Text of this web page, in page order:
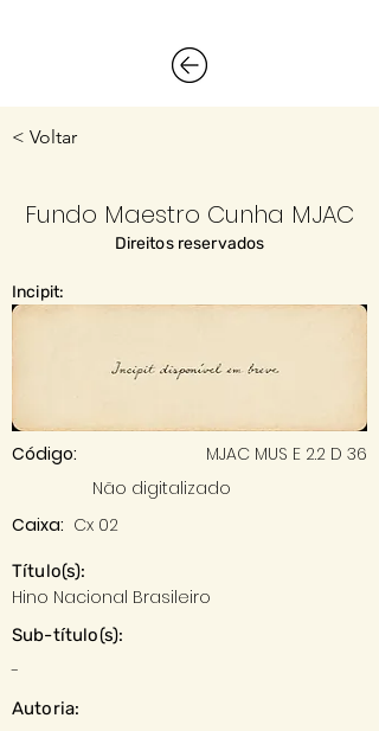
< Voltar
Fundo Maestro Cunha MJAC
Direitos reservados
Incipit:
Código:
MJAC MUS E 2.2 D 36
Não digitalizado
Caixa: Cx 02
Título(s):
Hino Nacional Brasileiro
Sub-título(s):
-
Autoria: